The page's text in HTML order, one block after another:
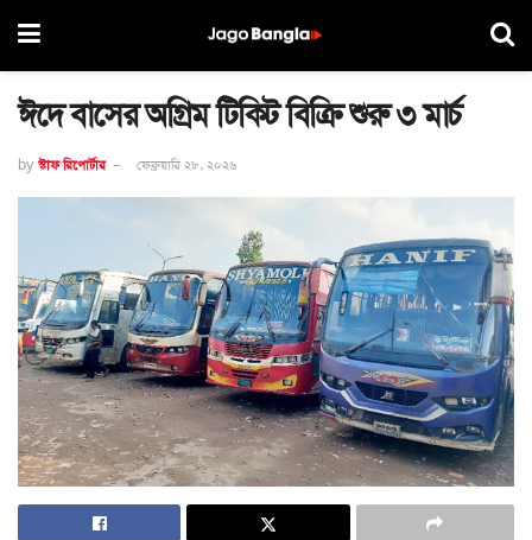
ঈদে বাসের অগ্রিম টিকিট বিক্রি শুরু ৩ মার্চ
by স্টাফ রিপোর্টার ফেব্রুয়ারি ২৮, ২০২৬